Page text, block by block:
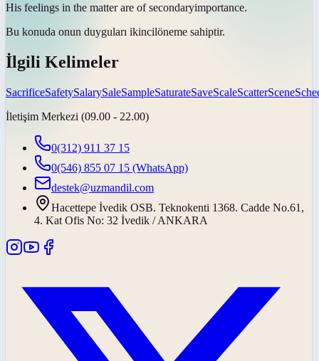
His feelings in the matter are of secondaryimportance.
Bu konuda onun duyguları ikincilöneme sahiptir.
İlgili Kelimeler
SacrificeSafetySalarySaleSampleSaturateSaveScaleScatterScene
İletişim Merkezi (09.00 - 22.00)
0(312) 911 37 15
0(546) 855 07 15 (WhatsApp)
destek@uzmandil.com
Hacettepe İvedik OSB. Teknokenti 1368. Cadde No.61,
4. Kat Ofis No: 32 İvedik / ANKARA